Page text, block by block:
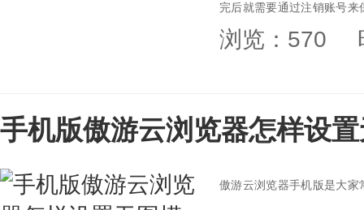
完后就需要通过注销账号
号的方法。...
浏览：570
手机版傲游云浏览器怎样设
傲游云浏览器手机版是大